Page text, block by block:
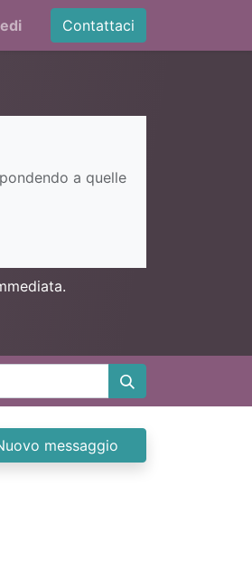
Contattaci
a quelle
messaggio